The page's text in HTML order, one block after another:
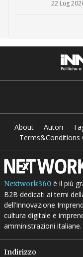
22 Lug
About Autori
Terms&Conditions
Nextwork360è il più
B2B dedicati ai temi
dell’Innovazione
cultura digitale e
amministrazioni italiane.
Indirizzo